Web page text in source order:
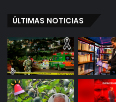
ÚLTIMAS NOTICIAS